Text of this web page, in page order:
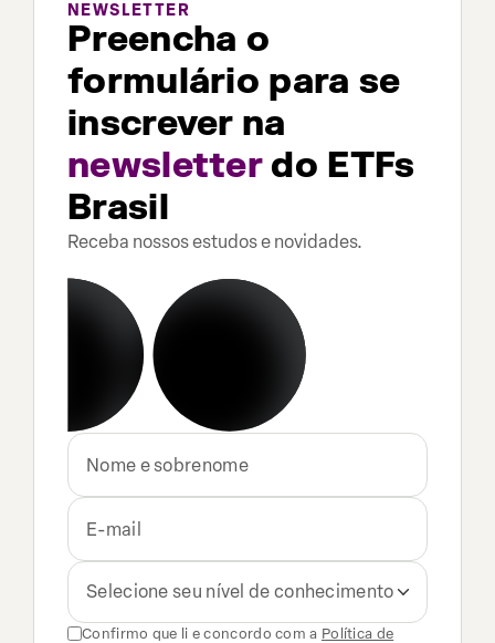
NEWSLETTER
Preencha o
formulário para se
inscrever na
newsletterdo ETFs
Brasil
Receba nossos estudos e novidades.
Selecione seu nível de conhecimento
Confirmo que li e concordo com a Política de